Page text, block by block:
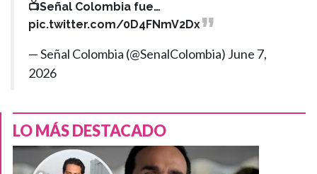
📺Señal Colombia fue…
pic.twitter.com/0D4FNmV2Dx
— Señal Colombia (@SenalColombia) June 7,
2026
LO MÁS DESTACADO